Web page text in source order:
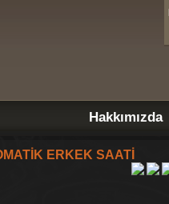
Hakkımızda
ERKEK SAATİ